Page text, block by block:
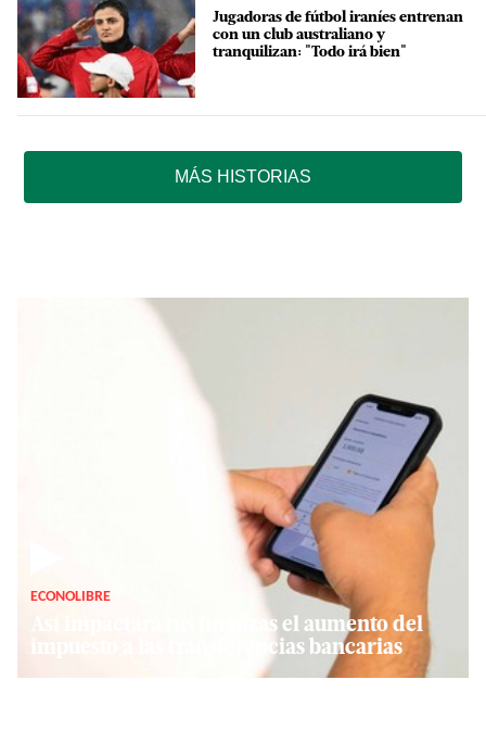
Jugadoras de fútbol iraníes entrenan
con un club australiano y
tranquilizan: "Todo irá bien"
MÁS HISTORIAS
ECONOLIBRE
Así impactará tus finanzas el aumento del
impuesto a las transferencias bancarias